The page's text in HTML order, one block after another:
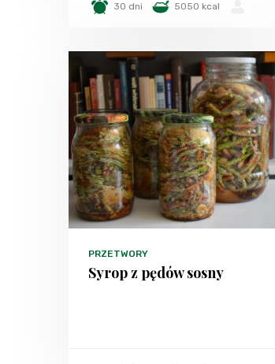
30 dni 5050 kcal
PRZETWORY
Syrop z pędów sosny